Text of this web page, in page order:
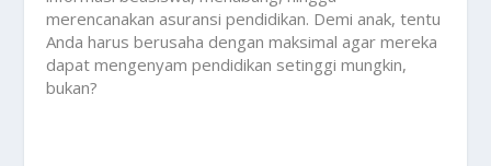
merencanakan asuransi pendidikan. Demi anak, tentu
Anda harus berusaha dengan maksimal agar mereka
dapat mengenyam pendidikan setinggi mungkin,
bukan?